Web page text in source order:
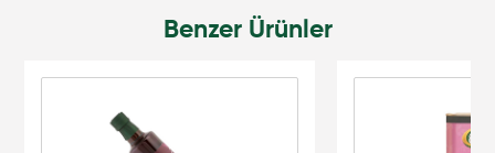
Benzer Ürünler